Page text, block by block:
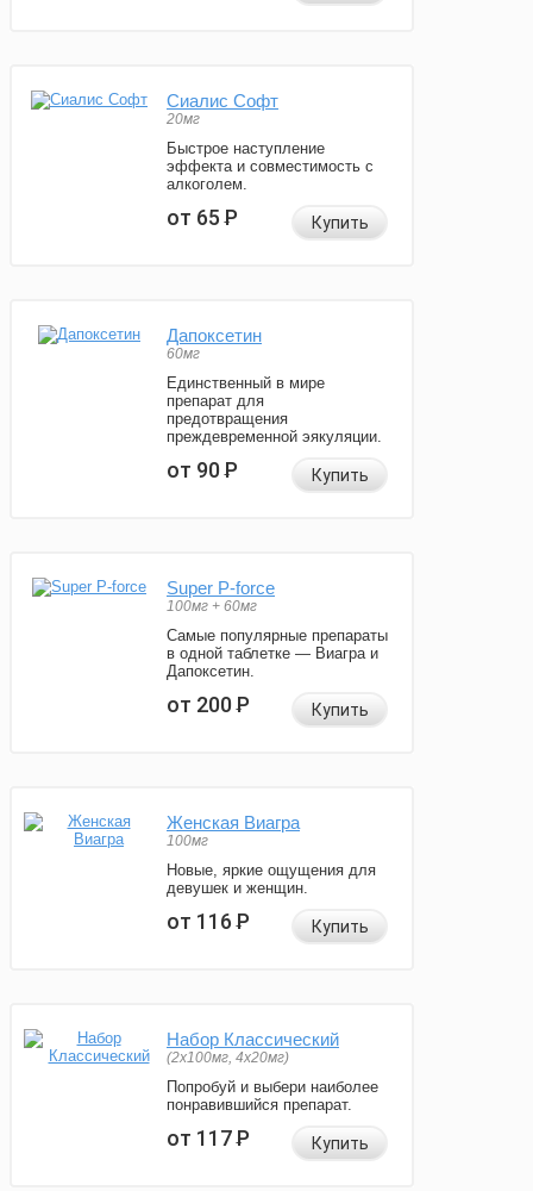
Сиалис Софт
20мг
Быстрое наступление
эффекта и совместимость с
алкоголем.
от 65Р Купить
Дапоксетин
60мг
Единственный в мире
препарат для
предотвращения
преждевременной эякуляции.
от 90Р Купить
Super P-force
100мг + 60мг
Самые популярные препараты
в одной таблетке — Виагра и
Дапоксетин.
от 200Р Купить
Женская Виагра
100мг
Новые, яркие ощущения для
девушек и женщин.
от 116Р Купить
Набор Классический
(2x100мг, 4x20мг)
Попробуй и выбери наиболее
понравившийся препарат.
от 117Р Купить